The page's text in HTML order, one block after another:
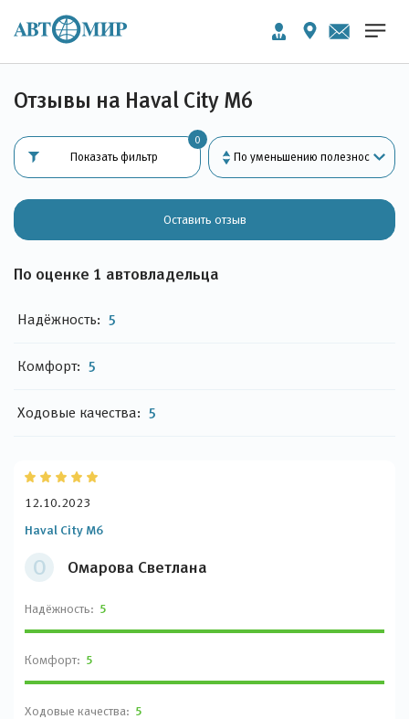
Отзывы на Haval City M6
0
Показать фильтр
О Омарова Светлана
Haval City M6
12.10.2023
Надёжность: 5
Комфорт: 5
Ходовые качества: 5
Оставить отзыв
По оценке 1 автовладельца
Надёжность: 5
Комфорт: 5
Ходовые качества: 5